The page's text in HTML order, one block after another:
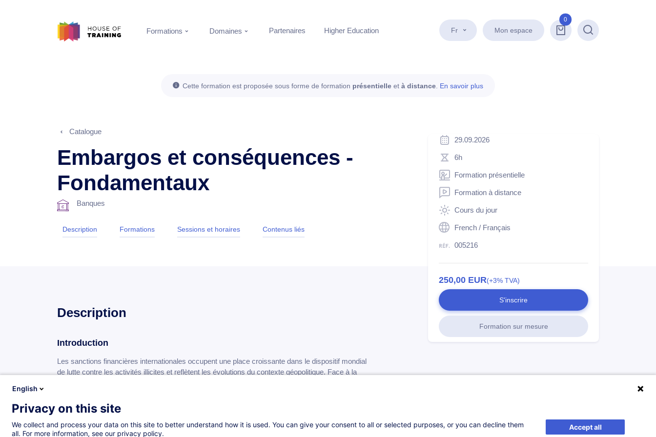
Fr Mon espace
0
Recherche
Formations Domaines Partenaires Higher Education
Cette formation est proposée sous forme de formation présentielle et à distance En savoir plus
Catalogue
Embargos et conséquences -
Fondamentaux
Banques
Description Formations Sessions et horaires Contenus liés
29.09.2026
6h
Formation présentielle
Formation à distance
Cours du jour
French / Français
005216
250,00 EUR(+3% TVA)
S'inscrire
Formation sur mesure
Description
Introduction
Les sanctions financières internationales occupent une place croissante dans le dispositif mondial
de lutte contre les activités illicites et reflètent les évolutions du contexte géopolitique. Face à la
réglementaires, opérationnels et réputationnels qui en découlent.
Objectifs
English
Privacy on this site
We collect and process your data on this site to better understand how it is used. You can give your consent to all or selected purposes, or you can decline them
all. For more information, see our privacy policy.
Accept all